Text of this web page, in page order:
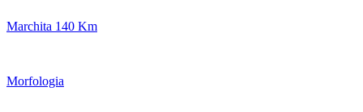
Marchita 140 Km
Morfologia